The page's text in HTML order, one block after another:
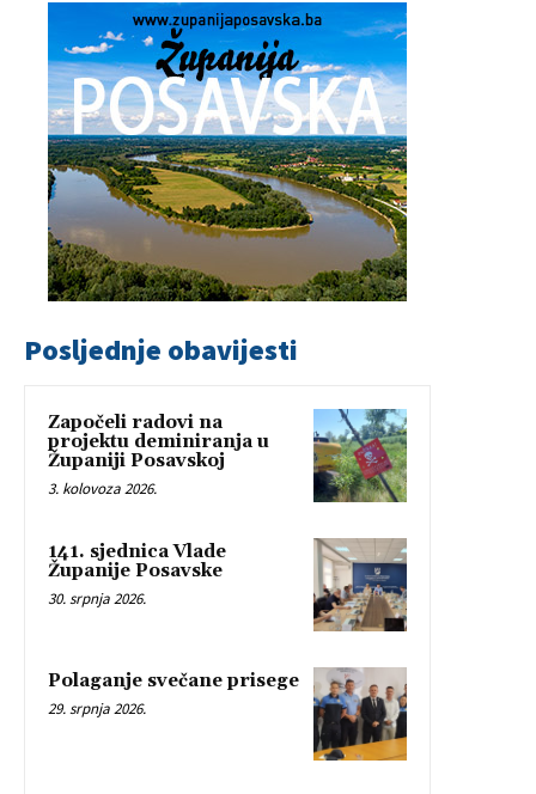
Posljednje obavijesti
Započeli radovi na
projektu deminiranja u
Županiji Posavskoj
3. kolovoza 2026.
141. sjednica Vlade
Županije Posavske
30. srpnja 2026.
Polaganje svečane prisege
29. srpnja 2026.